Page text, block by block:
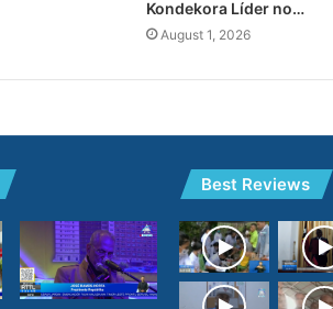
Kondekora Líder no…
August 1, 2026
Best Reviews